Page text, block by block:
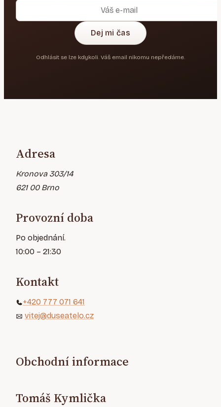
Dej mi čas
Odhlásit se lze kdykoli. Váš email nikomu nepředáme.
Adresa
Kronova 303/14
621 00 Brno
Provozní doba
Po objednání.
10:00 – 21:30
Kontakt
+420 777 071 641
vitej@duseatelo.cz
Obchodní informace
Tomáš Kymlička